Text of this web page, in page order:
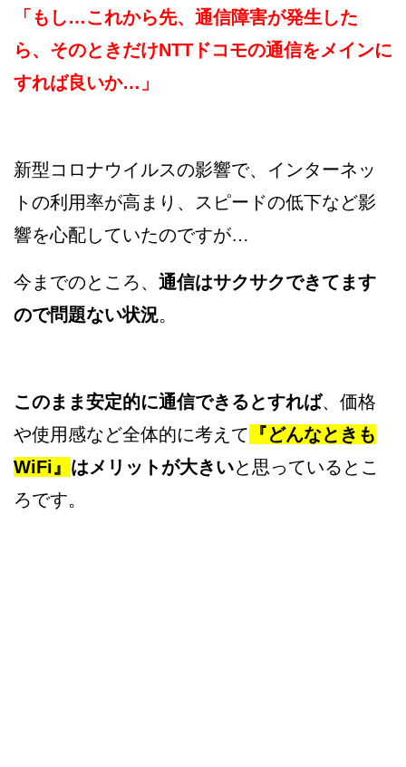
「もし…これから先、通信障害が発生した
ら、そのときだけNTTドコモの通信をメインに
すれば良いか…」
新型コロナウイルスの影響で、インターネッ
トの利用率が高まり、スピードの低下など影
響を心配していたのですが…
今までのところ、 通信はサクサクできてます
ので問題ない状況。
このまま安定的に通信できるとすれば、価格
や使用感など全体的に考えて 『どんなときも
WiFi』 はメリットが大きいと思っているとこ
ろです。